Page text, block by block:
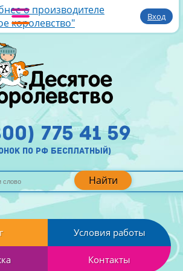
о производителе
королевство"
Вход
Найти
775 41 59
по рф бесплатный)
Условия работы
Контакты